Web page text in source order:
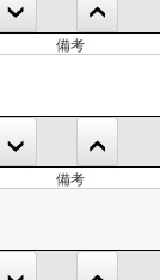
備考
備考